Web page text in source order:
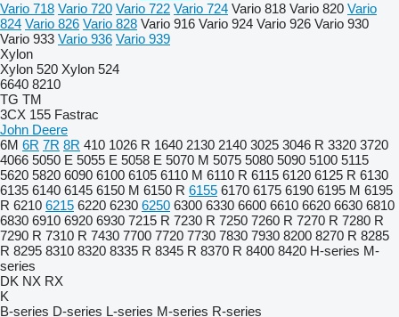
Vario 718 Vario 720 Vario 722 Vario 724 Vario 818 Vario 820 Vario
824 Vario 826 Vario 828 Vario 916 Vario 924 Vario 926 Vario 930
Vario 933 Vario 936 Vario 939
Xylon
Xylon 520 Xylon 524
6640 8210
TG TM
3CX 155 Fastrac
John Deere
6M 6R 7R 8R 410 1026 R 1640 2130 2140 3025 3046 R 3320 3720
4066 5050 E 5055 E 5058 E 5070 M 5075 5080 5090 5100 5115
5620 5820 6090 6100 6105 6110 M 6110 R 6115 6120 6125 R 6130
6135 6140 6145 6150 M 6150 R 6155 6170 6175 6190 6195 M 6195
R 6210 6215 6220 6230 6250 6300 6330 6600 6610 6620 6630 6810
6830 6910 6920 6930 7215 R 7230 R 7250 7260 R 7270 R 7280 R
7290 R 7310 R 7430 7700 7720 7730 7830 7930 8200 8270 R 8285
R 8295 8310 8320 8335 R 8345 R 8370 R 8400 8420 H-series M-
series
DK NX RX
K
B-series D-series L-series M-series R-series